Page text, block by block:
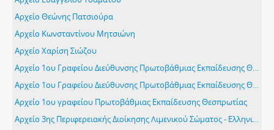
Αρχείο Θεώνης Πατσιούρα
Αρχείο Κωνσταντίνου Μητσιώνη
Αρχείο Χαρίση Σιώζου
Αρχείο 1ου Γραφείου Διεύθυνσης Πρωτοβάθμιας Εκπαίδευσης Θεσπρωτίας
Αρχείο 1ου Γραφείου Διεύθυνσης Πρωτοβάθμιας Εκπαίδευσης Θεσπρωτίας
Αρχείο 1ου γραφείου Πρωτοβάθμιας Εκπαίδευσης Θεσπρωτίας
Αρχείο 3ης Περιφερειακής Διοίκησης Λιμενικού Σώματος - Ελληνικής Ακτοφυλακής